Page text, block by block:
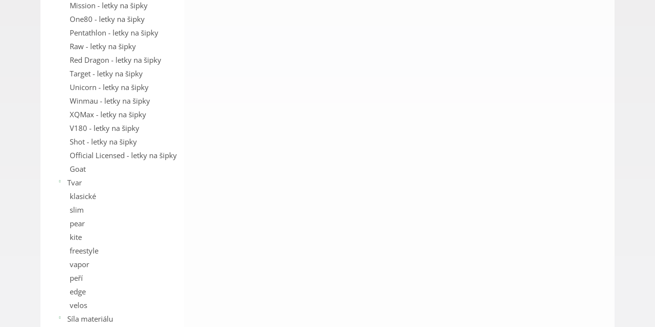
Mission - letky na šipky
One80 - letky na šipky
Pentathlon - letky na šipky
Raw - letky na šipky
Red Dragon - letky na šipky
Target - letky na šipky
Unicorn - letky na šipky
Winmau - letky na šipky
XQMax - letky na šipky
V180 - letky na šipky
Shot - letky na šipky
Official Licensed - letky na šipky
Goat
Tvar
klasické
slim
pear
kite
freestyle
vapor
peří
edge
velos
Síla materiálu